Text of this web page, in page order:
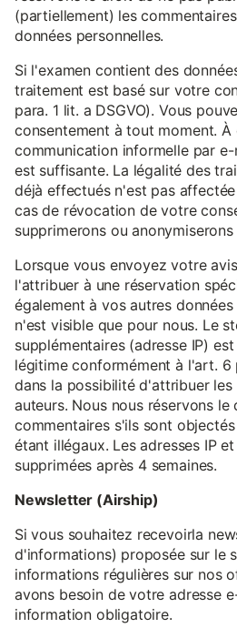
(partiellement) les
données personnelles.
Si l'examen contient des
traitement est basé sur votre
para. 1 lit. a DSGVO). Vous
consentement à tout moment. À
communication informelle par
est suffisante. La légalité des
déjà effectués n'est pas
cas de révocation de votre
supprimerons ou
Lorsque vous envoyez votre
l'attribuer à une réservation
également à vos autres
n'est visible que pour nous. Le
supplémentaires (adresse IP)
légitime conformément à l'art. 6
dans la possibilité d'attribuer les
auteurs. Nous nous réservons
commentaires s'ils sont
étant illégaux. Les adresses IP
supprimées après 4 semaines.
Newsletter (Airship)
Si vous souhaitez recevoirla
d'informations) proposée sur le
informations régulières sur nos
avons besoin de votre adresse
information obligatoire.